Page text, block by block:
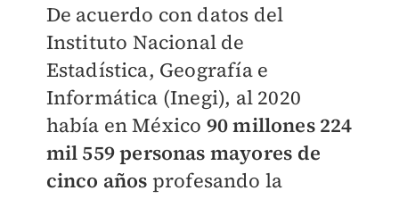
De acuerdo con datos del
Instituto Nacional de
Estadística, Geografía e
Informática (Inegi), al 2020
había en México 90 millones 224
mil 559 personas mayores de
cinco años profesando la